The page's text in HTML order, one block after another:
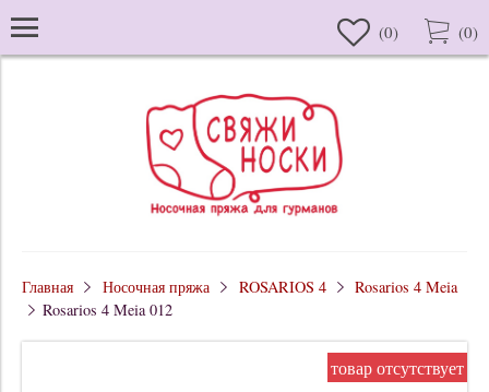
(0) (0)
Главная Носочная пряжа ROSARIOS 4
Rosarios 4 Meia
Rosarios 4 Meia 012
товар отсутствует